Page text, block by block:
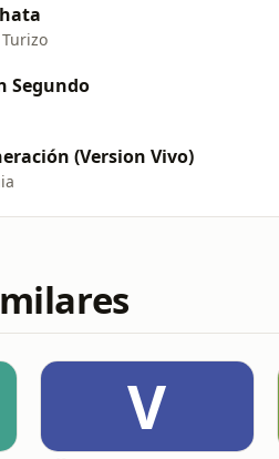
Segundo
(Version Vivo)
V